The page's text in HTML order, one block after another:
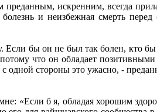
искренним, всегда
и неизбежная смерть
бы он не был так болен, кто
что он обладает
стороны это ужасно, -
«Если б я, обладая хорошим